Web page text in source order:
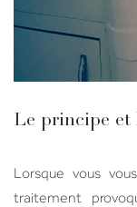
Le principe et
Lorsque vous
traitement